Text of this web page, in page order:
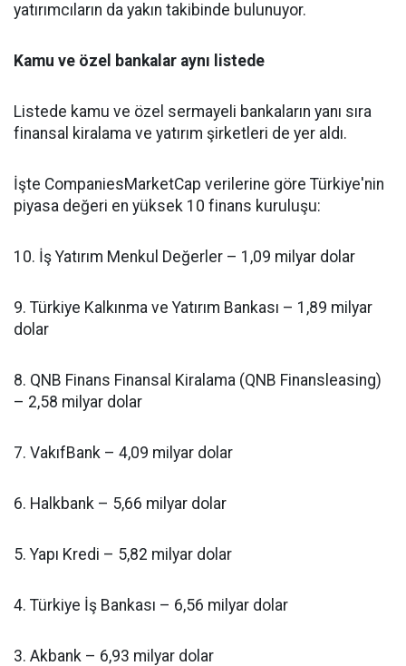
yatırımcıların da yakın takibinde bulunuyor.
Kamu ve özel bankalar aynı listede
Listede kamu ve özel sermayeli bankaların yanı sıra
finansal kiralama ve yatırım şirketleri de yer aldı.
İşte CompaniesMarketCap verilerine göre Türkiye'nin
piyasa değeri en yüksek 10 finans kuruluşu:
10. İş Yatırım Menkul Değerler – 1,09 milyar dolar
9. Türkiye Kalkınma ve Yatırım Bankası – 1,89 milyar
dolar
8. QNB Finans Finansal Kiralama (QNB Finansleasing)
– 2,58 milyar dolar
7. VakıfBank – 4,09 milyar dolar
6. Halkbank – 5,66 milyar dolar
5. Yapı Kredi – 5,82 milyar dolar
4. Türkiye İş Bankası – 6,56 milyar dolar
3. Akbank – 6,93 milyar dolar